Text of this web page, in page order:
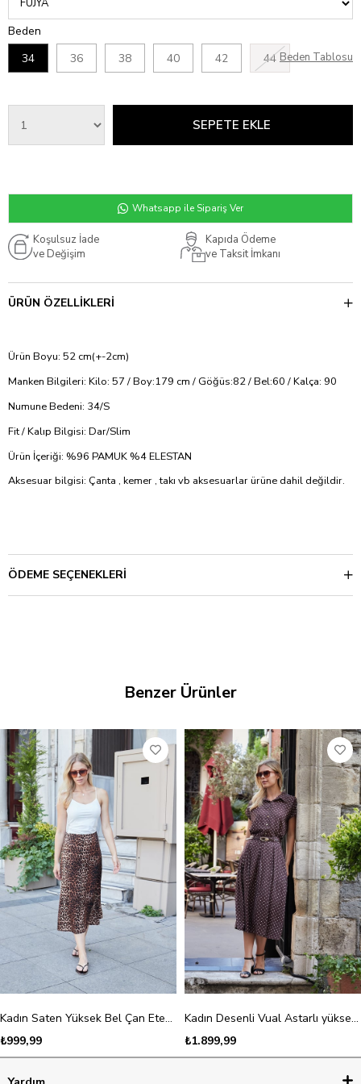
Beden
34
36 38 40 42 44 Beden Tablosu
Whatsapp ile Sipariş Ver
Koşulsuz İade
ve Değişim
Kapıda Ödeme
ve Taksit İmkanı
ÜRÜN ÖZELLIKLERI
Ürün Boyu: 52 cm(+-2cm)
Manken Bilgileri: Kilo: 57 / Boy:179 cm / Göğüs:82 / Bel:60 / Kalça: 90
Numune Bedeni: 34/S
Fit / Kalıp Bilgisi: Dar/Slim
Ürün İçeriği: %96 PAMUK %4 ELESTAN
Aksesuar bilgisi: Çanta , kemer , takı vb aksesuarlar ürüne dahil değildir.
ÖDEME SEÇENEKLERI
Benzer Ürünler
Kadın Saten Yüksek Bel Çan Etek-Leopar
₺999,99
Kadın Desenli Vual Astarlı yüksek bel deri kemerli Yan Cepli Pili Kaşeli Midi Boy Etek-Kahve Puanlı
₺1.899,99